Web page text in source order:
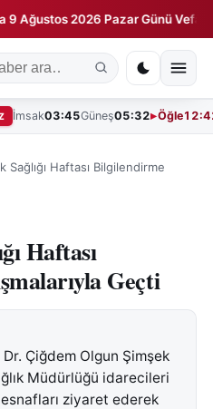
2026 Pazar Günü Vefat
İmsak03:45Güneş05:32 Öğle
Sağlığı Haftası Bilgilendirme
Haftası
Geçti
Çiğdem Olgun Şimşek
Müdürlüğü idarecileri
ziyaret ederek